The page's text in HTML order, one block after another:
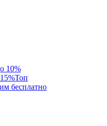
10%
Топ
бесплатно